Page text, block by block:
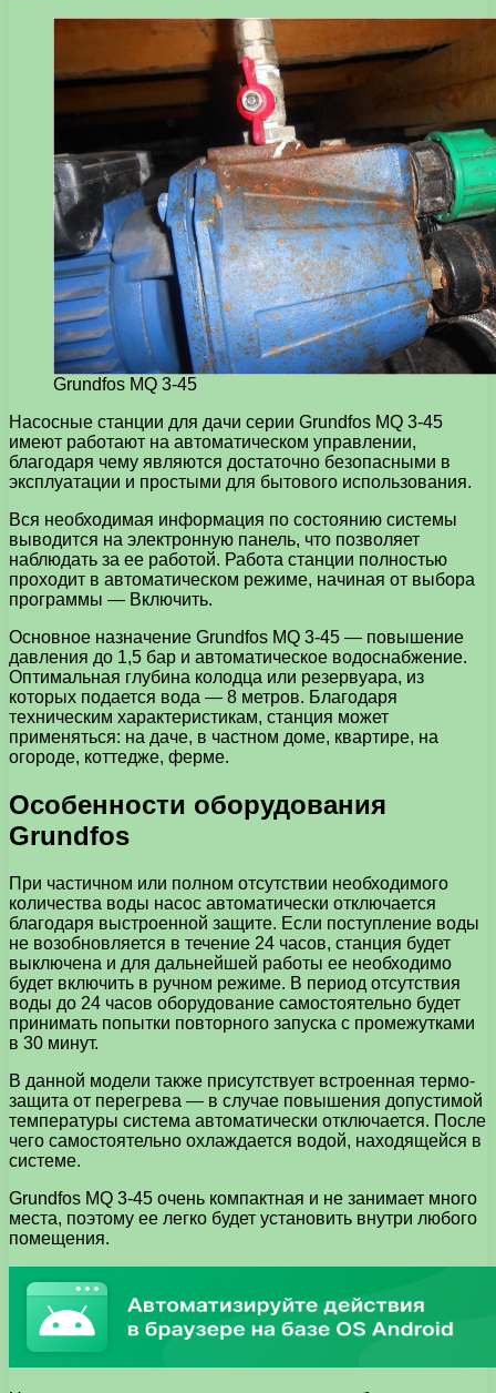
Grundfos MQ 3-45
Насосные станции для дачи серии Grundfos MQ 3-45
имеют работают на автоматическом управлении,
благодаря чему являются достаточно безопасными в
эксплуатации и простыми для бытового использования.
Вся необходимая информация по состоянию системы
выводится на электронную панель, что позволяет
наблюдать за ее работой. Работа станции полностью
проходит в автоматическом режиме, начиная от выбора
программы — Включить.
Основное назначение Grundfos MQ 3-45 — повышение
давления до 1,5 бар и автоматическое водоснабжение.
Оптимальная глубина колодца или резервуара, из
которых подается вода — 8 метров. Благодаря
техническим характеристикам, станция может
применяться: на даче, в частном доме, квартире, на
огороде, коттедже, ферме.
Особенности оборудования
Grundfos
При частичном или полном отсутствии необходимого
количества воды насос автоматически отключается
благодаря выстроенной защите. Если поступление воды
не возобновляется в течение 24 часов, станция будет
выключена и для дальнейшей работы ее необходимо
будет включить в ручном режиме. В период отсутствия
воды до 24 часов оборудование самостоятельно будет
принимать попытки повторного запуска с промежутками
в 30 минут.
В данной модели также присутствует встроенная термо-
защита от перегрева — в случае повышения допустимой
температуры система автоматически отключается. После
чего самостоятельно охлаждается водой, находящейся в
системе.
Grundfos MQ 3-45 очень компактная и не занимает много
места, поэтому ее легко будет установить внутри любого
помещения.